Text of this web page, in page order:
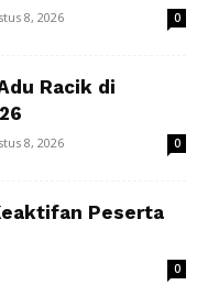
8, 2026 0
Racik di
8, 2026 0
Peserta
0